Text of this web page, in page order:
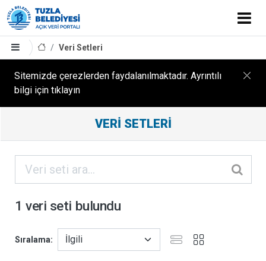
Veri Setleri
Sitemizde çerezlerden faydalanılmaktadır. Ayrıntılı
bilgi için tıklayın
Sonuçları
ORGANIZASYONLAR
KATEGORILER
ETIKETLER
VERI SETLERI
1 veri seti bulundu
Sıralama